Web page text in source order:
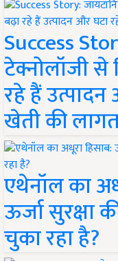
Success
टेक्नोलॉजी
रहे हैं
खेती की
एथेनॉल का
ऊर्जा सुरक्षा
चुका रहा है?